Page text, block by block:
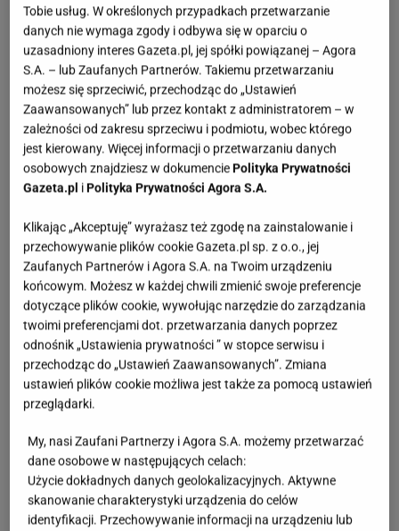
Tobie usług. W określonych przypadkach przetwarzanie
danych nie wymaga zgody i odbywa się w oparciu o
uzasadniony interes Gazeta.pl, jej spółki powiązanej – Agora
S.A. – lub Zaufanych Partnerów. Takiemu przetwarzaniu
możesz się sprzeciwić, przechodząc do „Ustawień
Zaawansowanych” lub przez kontakt z administratorem – w
zależności od zakresu sprzeciwu i podmiotu, wobec którego
jest kierowany. Więcej informacji o przetwarzaniu danych
osobowych znajdziesz w dokumenciePolityka Prywatności
Gazeta.pl iPolityka Prywatności Agora S.A.
Klikając „Akceptuję” wyrażasz też zgodę na zainstalowanie i
przechowywanie plików cookie Gazeta.pl sp. z o.o., jej
Zaufanych Partnerów i Agora S.A. na Twoim urządzeniu
końcowym. Możesz w każdej chwili zmienić swoje preferencje
dotyczące plików cookie, wywołując narzędzie do zarządzania
twoimi preferencjami dot. przetwarzania danych poprzez
odnośnik „Ustawienia prywatności ” w stopce serwisu i
przechodząc do „Ustawień Zaawansowanych”. Zmiana
ustawień plików cookie możliwa jest także za pomocą ustawień
przeglądarki.
My, nasi Zaufani Partnerzy i Agora S.A. możemy przetwarzać
dane osobowe w następujących celach:
Użycie dokładnych danych geolokalizacyjnych. Aktywne
skanowanie charakterystyki urządzenia do celów
identyfikacji. Przechowywanie informacji na urządzeniu lub